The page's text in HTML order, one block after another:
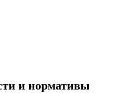
и нормативы